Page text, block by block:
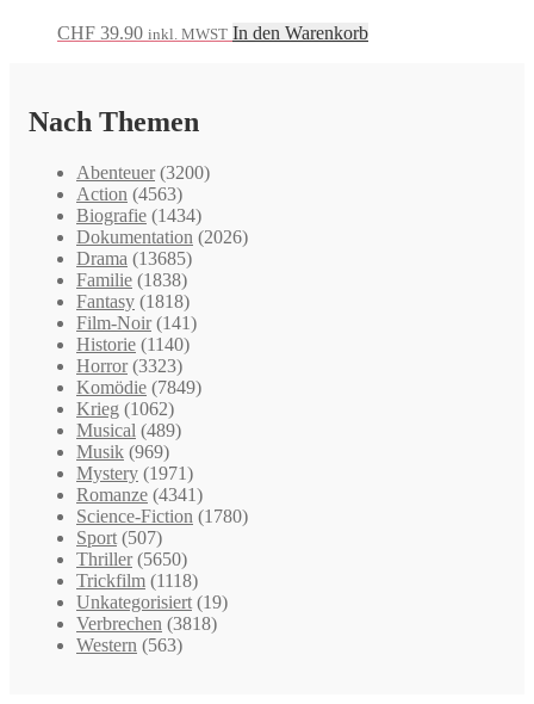
CHF 39.90 inkl. MWST In den Warenkorb
Nach Themen
Abenteuer (3200)
Action (4563)
Biografie (1434)
Dokumentation (2026)
Drama (13685)
Familie (1838)
Fantasy (1818)
Film-Noir (141)
Historie (1140)
Horror (3323)
Komödie (7849)
Krieg (1062)
Musical (489)
Musik (969)
Mystery (1971)
Romanze (4341)
Science-Fiction (1780)
Sport (507)
Thriller (5650)
Trickfilm (1118)
Unkategorisiert (19)
Verbrechen (3818)
Western (563)